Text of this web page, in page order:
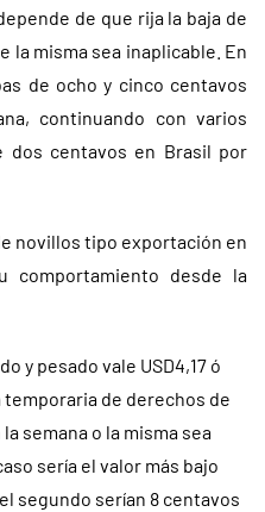
de que rija la baja de
la misma sea inaplicable. En
de ocho y cinco centavos
continuando con varios
dos centavos en Brasil por
novillos tipo exportación en
comportamiento desde la
y pesado vale USD4,17 ó
temporaria de derechos de
semana o la misma sea
sería el valor más bajo
segundo serían 8 centavos